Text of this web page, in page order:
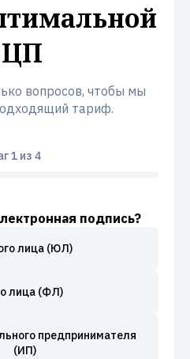
вопросов, чтобы мы
тариф.
1из 4
подпись?
лица (ЮЛ)
лица (ФЛ)
предпринимателя
(ИП)